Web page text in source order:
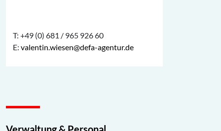
T: +49 (0) 681 / 965 926 60
E: valentin.wiesen@defa-agentur.de